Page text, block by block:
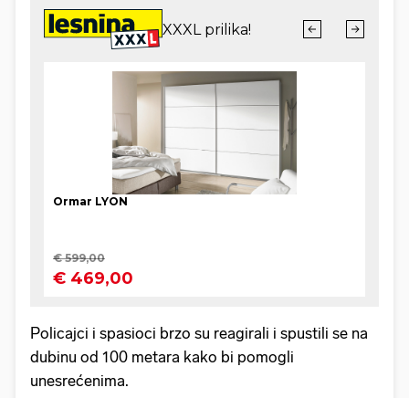
Policajci i spasioci brzo su reagirali i spustili se na
dubinu od 100 metara kako bi pomogli
unesrećenima.